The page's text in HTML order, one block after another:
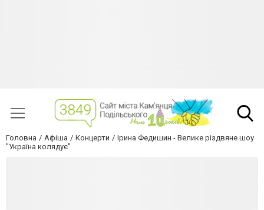
Головна Афіша Концерти
Ірина Федишин - Велике різдвяне шоу
"Україна колядує"